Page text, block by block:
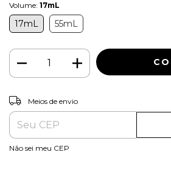
Volume: 17mL
17mL 55mL
Entregas para o CEP:
Meios de envio
Não sei meu CEP